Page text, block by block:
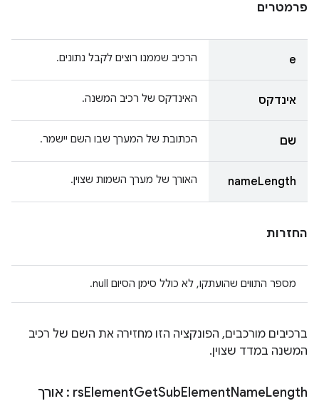
פרמטרים
e הרכיב שממנו רוצים לקבל נתונים.
אינדקס האינדקס של רכיב המשנה.
שם הכתובת של המערך שבו השם יישמר.
nameLength האורך של מערך השמות שצוין.
החזרות
מספר התווים שהועתקו, לא כולל סימן הסיום null.
ברכיבים מורכבים, הפונקציה הזו מחזירה את השם של רכיב
המשנה במדד שצוין.
rsElementGetSubElementNameLength
: אורך